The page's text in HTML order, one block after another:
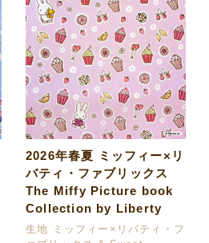
2026年春夏 ミッフィー×リ
バティ・ファブリックス
The Miffy Picture book
Collection by Liberty
生地 ミッフィー×リバティ・フ